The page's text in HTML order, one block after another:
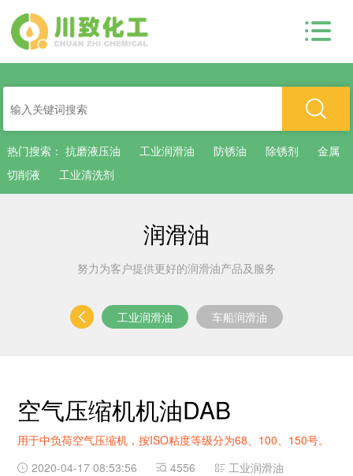
热门搜索： 抗磨液压油 工业润滑油 防锈油 除锈剂
金属
切削液
工业清洗剂
润滑油
努力为客户提供更好的润滑油产品及服务
工业润滑油 车船润滑油
空气压缩机机油DAB
用于中负荷空气压缩机，按ISO粘度等级分为68、100、150号。
2020-04-17 08:53:56
4556 工业润滑油